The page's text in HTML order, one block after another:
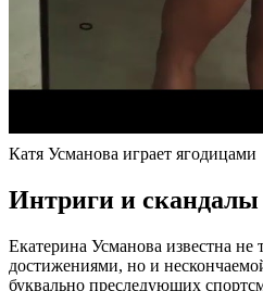
Катя Усманова играет ягодицами
Интриги и скандалы
Екатерина Усманова известна не
достижениями, но и
буквально преследующих